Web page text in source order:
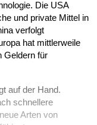
Die USA
und private Mittel in
verfolgt
hat mittlerweile
Geldern für
auf der Hand.
schnellere
Arten von